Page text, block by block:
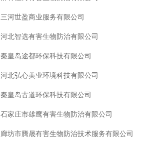
三河世盈商业服务有限公司
河北智选有害生物防治有限公司
秦皇岛途都环保科技有限公司
河北弘心美业环境科技有限公司
秦皇岛古道环保科技有限公司
石家庄市雄鹰有害生物防治有限公司
廊坊市腾晟有害生物防治技术服务有限公司